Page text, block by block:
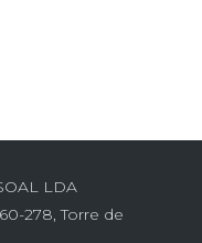
LDA
278, Torre de